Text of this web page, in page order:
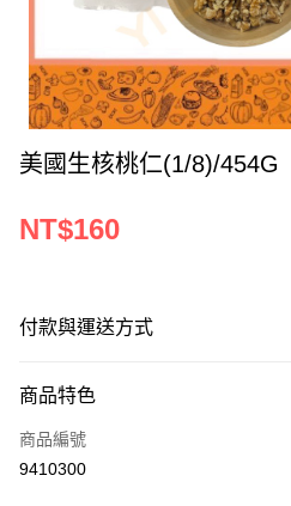
美國生核桃仁(1/8)/454G
NT$160
付款與運送方式
信用卡一次付款
Apple Pay
商品特色
商品編號
9410300